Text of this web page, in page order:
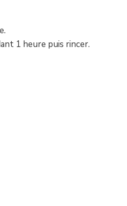
1 heure puis rincer.